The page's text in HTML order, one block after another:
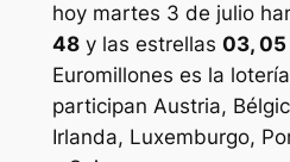
hoy martes 3 de julio
48y las estrellas 03, 05
Euromillones es la
participan Austria,
Irlanda, Luxemburgo,